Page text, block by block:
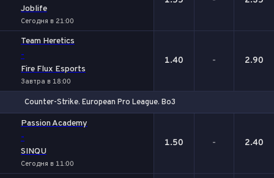
Joblife
Сегодня в 21:00
Team Heretics
-
Fire Flux Esports
Завтра в 18:00
1.40 - 2.90
Counter-Strike. European Pro League. Bo3
Passion Academy
-
SINQU
Сегодня в 11:00
1.50 - 2.40